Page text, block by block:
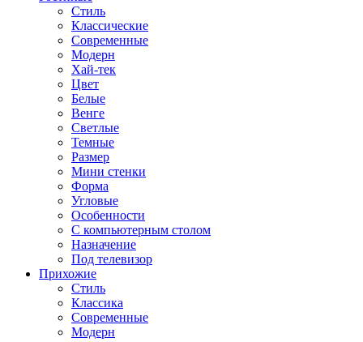
Стиль
Классические
Современные
Модерн
Хай-тек
Цвет
Белые
Венге
Светлые
Темные
Размер
Мини стенки
Форма
Угловые
Особенности
С компьютерным столом
Назначение
Под телевизор
Прихожие
Стиль
Классика
Современные
Модерн